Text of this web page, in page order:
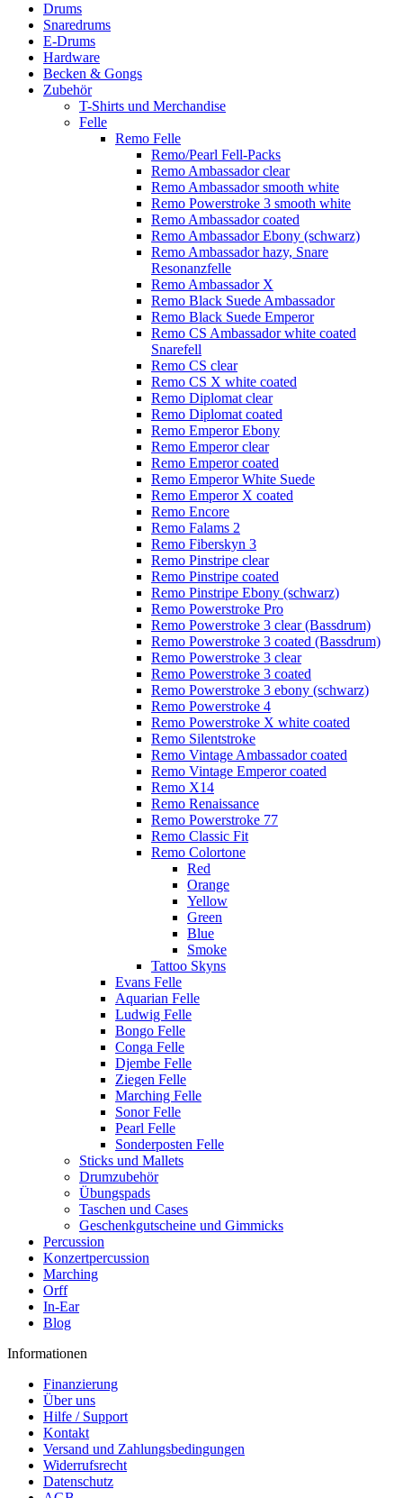
Drums
Snaredrums
E-Drums
Hardware
Becken & Gongs
Zubehör
T-Shirts und Merchandise
Felle
Remo Felle
Remo/Pearl Fell-Packs
Remo Ambassador clear
Remo Ambassador smooth white
Remo Powerstroke 3 smooth white
Remo Ambassador coated
Remo Ambassador Ebony (schwarz)
Remo Ambassador hazy, Snare
Resonanzfelle
Remo Ambassador X
Remo Black Suede Ambassador
Remo Black Suede Emperor
Remo CS Ambassador white coated
Snarefell
Remo CS clear
Remo CS X white coated
Remo Diplomat clear
Remo Diplomat coated
Remo Emperor Ebony
Remo Emperor clear
Remo Emperor coated
Remo Emperor White Suede
Remo Emperor X coated
Remo Encore
Remo Falams 2
Remo Fiberskyn 3
Remo Pinstripe clear
Remo Pinstripe coated
Remo Pinstripe Ebony (schwarz)
Remo Powerstroke Pro
Remo Powerstroke 3 clear (Bassdrum)
Remo Powerstroke 3 coated (Bassdrum)
Remo Powerstroke 3 clear
Remo Powerstroke 3 coated
Remo Powerstroke 3 ebony (schwarz)
Remo Powerstroke 4
Remo Powerstroke X white coated
Remo Silentstroke
Remo Vintage Ambassador coated
Remo Vintage Emperor coated
Remo X14
Remo Renaissance
Remo Powerstroke 77
Remo Classic Fit
Remo Colortone
Red
Orange
Yellow
Green
Blue
Smoke
Tattoo Skyns
Evans Felle
Aquarian Felle
Ludwig Felle
Bongo Felle
Conga Felle
Djembe Felle
Ziegen Felle
Marching Felle
Sonor Felle
Pearl Felle
Sonderposten Felle
Sticks und Mallets
Drumzubehör
Übungspads
Taschen und Cases
Geschenkgutscheine und Gimmicks
Percussion
Konzertpercussion
Marching
Orff
In-Ear
Blog
Informationen
Finanzierung
Über uns
Hilfe / Support
Kontakt
Versand und Zahlungsbedingungen
Widerrufsrecht
Datenschutz